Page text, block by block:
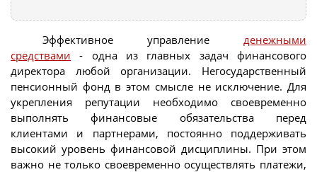
Эффективное управление денежными
средствами - одна из главных задач финансового
директора любой организации. Негосударственный
пенсионный фонд в этом смысле не исключение. Для
укрепления репутации необходимо своевременно
выполнять финансовые обязательства перед
клиентами и партнерами, постоянно поддерживать
высокий уровень финансовой дисциплины. При этом
важно не только своевременно осуществлять платежи,